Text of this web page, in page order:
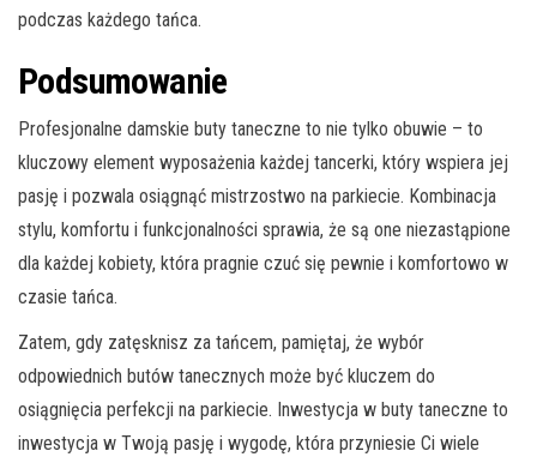
podczas każdego tańca.
Podsumowanie
Profesjonalne damskie buty taneczne to nie tylko obuwie – to
kluczowy element wyposażenia każdej tancerki, który wspiera jej
pasję i pozwala osiągnąć mistrzostwo na parkiecie. Kombinacja
stylu, komfortu i funkcjonalności sprawia, że są one niezastąpione
dla każdej kobiety, która pragnie czuć się pewnie i komfortowo w
czasie tańca.
Zatem, gdy zatęsknisz za tańcem, pamiętaj, że wybór
odpowiednich butów tanecznych może być kluczem do
osiągnięcia perfekcji na parkiecie. Inwestycja w buty taneczne to
inwestycja w Twoją pasję i wygodę, która przyniesie Ci wiele